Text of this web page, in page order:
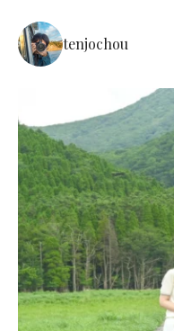
tenjochou